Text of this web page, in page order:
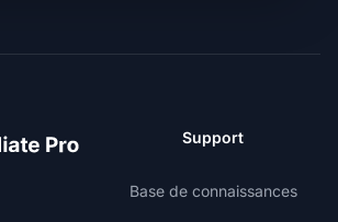
Support
Base de connaissances